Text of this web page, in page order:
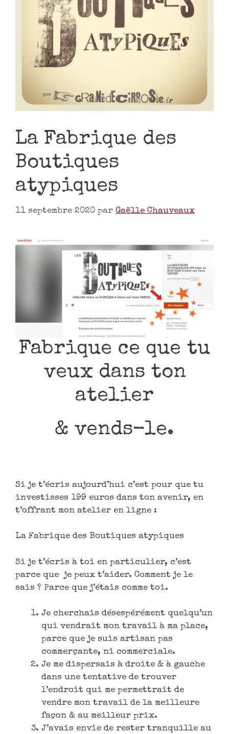
La Fabrique des
Boutiques
atypiques
11 septembre 2020 par Gaëlle Chauveaux
Fabrique ce que tu
veux dans ton
atelier
& vends-le.
Si je t’écris aujourd’hui c’est pour que tu
investisses 199 euros dans ton avenir, en
t’offrant mon atelier en ligne :
La Fabrique des Boutiques atypiques
Si je t’écris à toi en particulier, c’est
parce que je peux t’aider. Comment je le
sais ? Parce que j’étais comme toi.
Je cherchais désespérément quelqu’un
qui vendrait mon travail à ma place,
parce que je suis artisan pas
commerçante, ni commerciale.
Je me dispersais à droite & à gauche
dans une tentative de trouver
l’endroit qui me permettrait de
vendre mon travail de la meilleure
façon & au meilleur prix.
J’avais envie de rester tranquille au